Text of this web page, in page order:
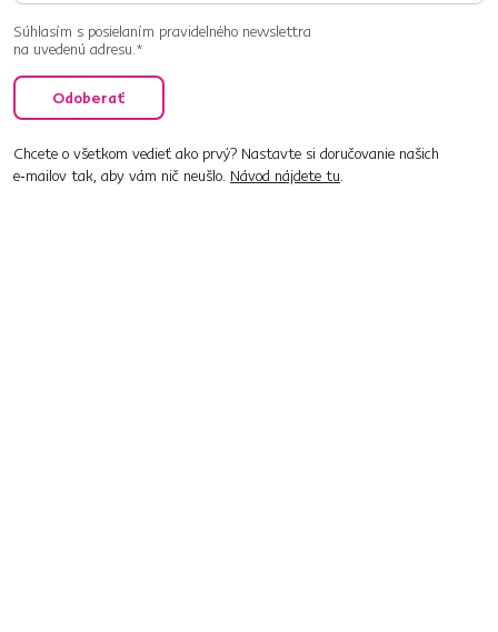
Súhlasím s posielaním pravidelného newslettra
na uvedenú adresu.*
Odoberať
Chcete o všetkom vedieť ako prvý? Nastavte si doručovanie našich
e‑mailov tak, aby vám nič neušlo. Návod nájdete tu.